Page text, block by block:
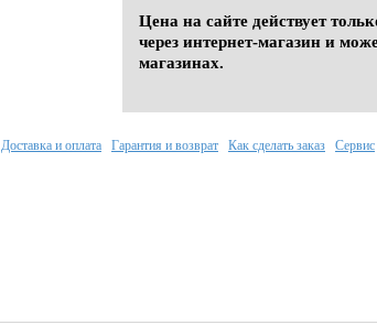
Цена на сайте действует
через интернет-магазин и
магазинах.
Доставка и оплата Гарантия и возврат Как сделать заказ Сервис